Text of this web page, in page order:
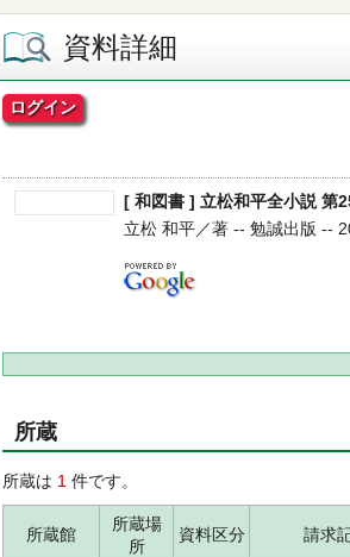
資料詳細
ログイン
[ 和図書 ] 立松和平全小説 第
立松 和平／著 -- 勉誠出版 --
所蔵
所蔵は 1 件です。
所蔵館
所蔵場
所
資料区分 請求